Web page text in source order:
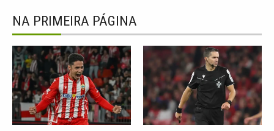
NA PRIMEIRA PÁGINA